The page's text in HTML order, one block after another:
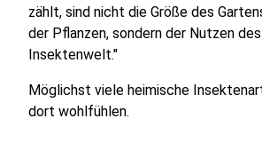
zählt, sind nicht die Größe des
der Pflanzen, sondern der Nutzen
Insektenwelt."
Möglichst viele heimische
dort wohlfühlen.